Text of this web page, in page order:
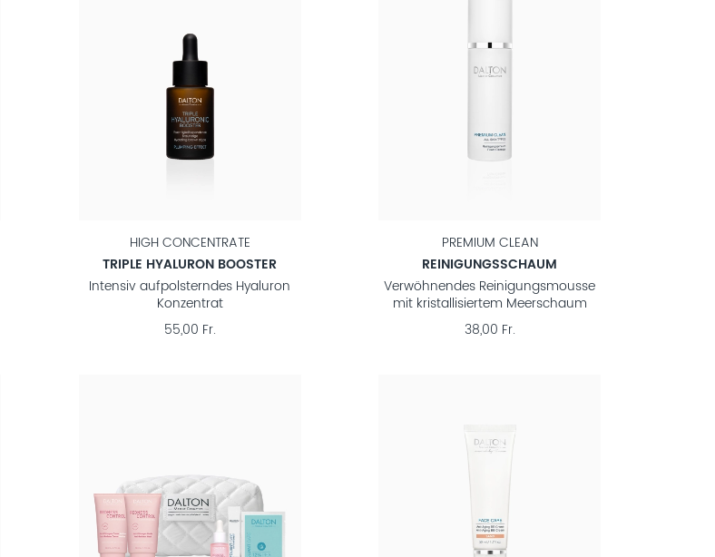
HIGH CONCENTRATE
TRIPLE HYALURON BOOSTER
Intensiv aufpolsterndes Hyaluron
Konzentrat
55,00 Fr.
PREMIUM CLEAN
REINIGUNGSSCHAUM
Verwöhnendes Reinigungsmousse
mit kristallisiertem Meerschaum
38,00 Fr.